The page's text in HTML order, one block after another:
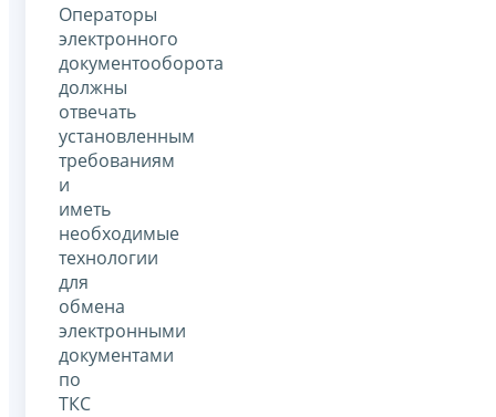
Операторы
электронного
документооборота
должны
отвечать
установленным
требованиям
и
иметь
необходимые
технологии
для
обмена
электронными
документами
по
ТКС